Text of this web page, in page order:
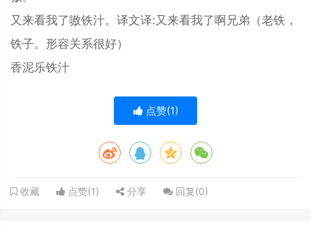
又来看我了嗷铁汁。译文译:又来看我了啊兄弟（老铁，
铁子。形容关系很好）
香泥乐铁汁
点赞(1)
收藏 点赞(1) 分享 回复(0)